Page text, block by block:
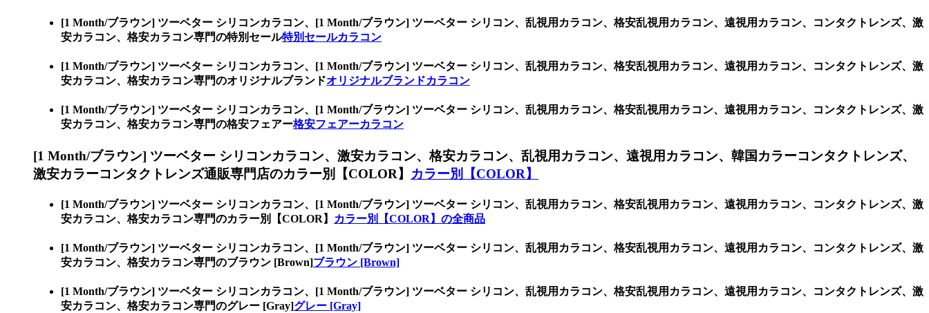
[1 Month/ブラウン] ツーベター シリコンカラコン、 [1 Month/ブラウン] ツーベター シリコン、乱視用カラコン、格安乱視用カラコン、遠視用カラコン、コンタクトレンズ、激
安カラコン、格安カラコン専門の特別セール特別セールカラコン
[1 Month/ブラウン] ツーベター シリコンカラコン、 [1 Month/ブラウン] ツーベター シリコン、乱視用カラコン、格安乱視用カラコン、遠視用カラコン、コンタクトレンズ、激
安カラコン、格安カラコン専門のオリジナルブランドオリジナルブランドカラコン
[1 Month/ブラウン] ツーベター シリコンカラコン、 [1 Month/ブラウン] ツーベター シリコン、乱視用カラコン、格安乱視用カラコン、遠視用カラコン、コンタクトレンズ、激
安カラコン、格安カラコン専門の格安フェアー格安フェアーカラコン
[1 Month/ブラウン] ツーベター シリコンカラコン、 激安カラコン、格安カラコン、乱視用カラコン、遠視用カラコン、韓国カラーコンタクトレンズ、
激安カラーコンタクトレンズ通販専門店のカラー別【COLOR】 カラー別【COLOR】
[1 Month/ブラウン] ツーベター シリコンカラコン、 [1 Month/ブラウン] ツーベター シリコン、乱視用カラコン、格安乱視用カラコン、遠視用カラコン、コンタクトレンズ、激
安カラコン、格安カラコン専門のカラー別【COLOR】
カラー別【COLOR】の全商品
[1 Month/ブラウン] ツーベター シリコンカラコン、 [1 Month/ブラウン] ツーベター シリコン、乱視用カラコン、格安乱視用カラコン、遠視用カラコン、コンタクトレンズ、激
安カラコン、格安カラコン専門のブラウン [Brown]ブラウン [Brown]
[1 Month/ブラウン] ツーベター シリコンカラコン、 [1 Month/ブラウン] ツーベター シリコン、乱視用カラコン、格安乱視用カラコン、遠視用カラコン、コンタクトレンズ、激
安カラコン、格安カラコン専門のグレー [Gray]グレー [Gray]